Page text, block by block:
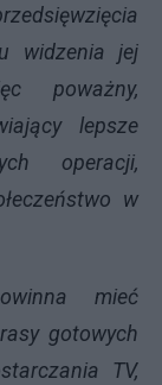
widzenia jej
poważny,
lepsze
operacji,
w
mieć
gotowych
TV,